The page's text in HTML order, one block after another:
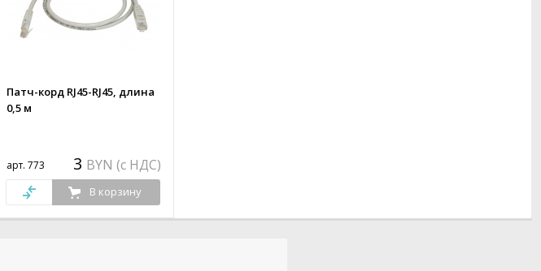
Патч-корд RJ45-RJ45, длина
0,5 м
арт. 773 3 BYN (с НДС)
В корзину